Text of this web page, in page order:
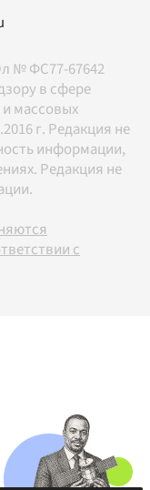
№ ФС77-67642
в сфере
массовых
г. Редакция не
информации,
Редакция не
с